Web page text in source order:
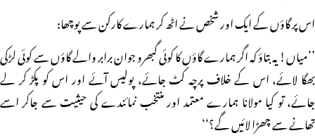
اس پر گاؤں کے ایک اور شخص نے اٹھ کر ہمارے کارکن سے پوچھا:
’’میاں! یہ بتاؤ کہ اگر ہمارے گاؤں کا کوئی گبھرو جوان برابر والے گاؤں سے کوئی لڑکی
بھگا لائے، اس کے خلاف پرچہ کٹ جائے، پولیس آئے اور اس کو پکڑ کر لے
جائے، تو کیا مولانا ہمارے معتمد اور منتخب نمائندے کی حیثیت سے جاکر اسے
تھانے سے چھڑا لائیں گے؟‘‘